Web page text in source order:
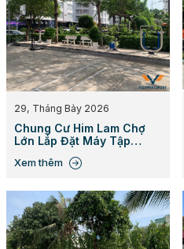
29, Tháng Bảy 2026
Chung Cư Him Lam Chợ
Lớn Lắp Đặt Máy Tập
Xem thêm